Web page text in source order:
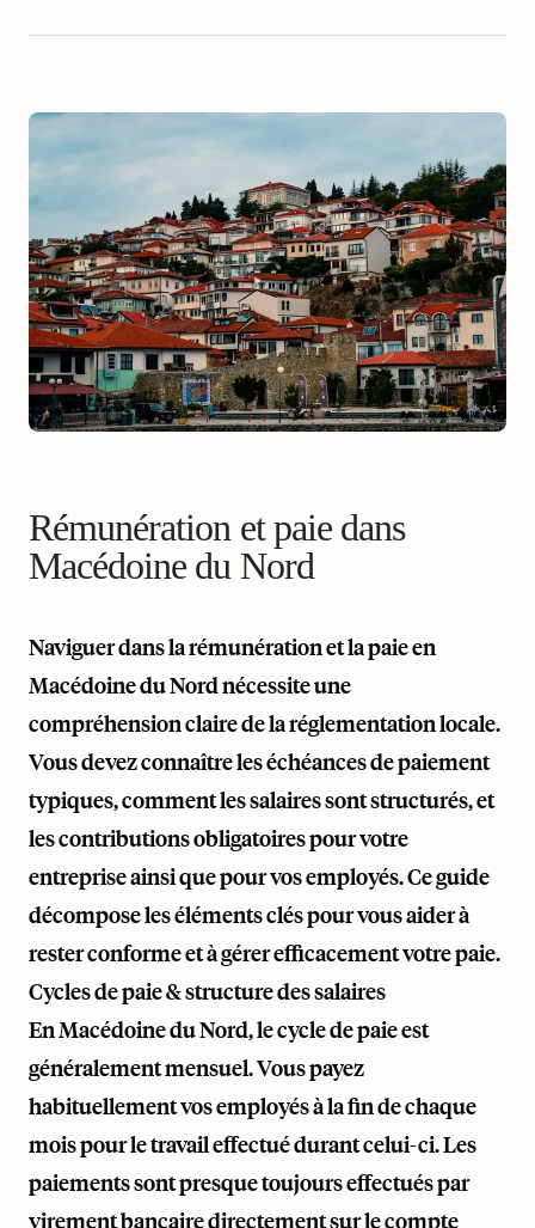
Rémunération et paie dans
Macédoine du Nord
Naviguer dans la rémunération et la paie en
Macédoine du Nord nécessite une
compréhension claire de la réglementation locale.
Vous devez connaître les échéances de paiement
typiques, comment les salaires sont structurés, et
les contributions obligatoires pour votre
entreprise ainsi que pour vos employés. Ce guide
décompose les éléments clés pour vous aider à
rester conforme et à gérer efficacement votre paie.
Cycles de paie & structure des salaires
En Macédoine du Nord, le cycle de paie est
généralement mensuel. Vous payez
habituellement vos employés à la fin de chaque
mois pour le travail effectué durant celui-ci. Les
paiements sont presque toujours effectués par
virement bancaire directement sur le compte